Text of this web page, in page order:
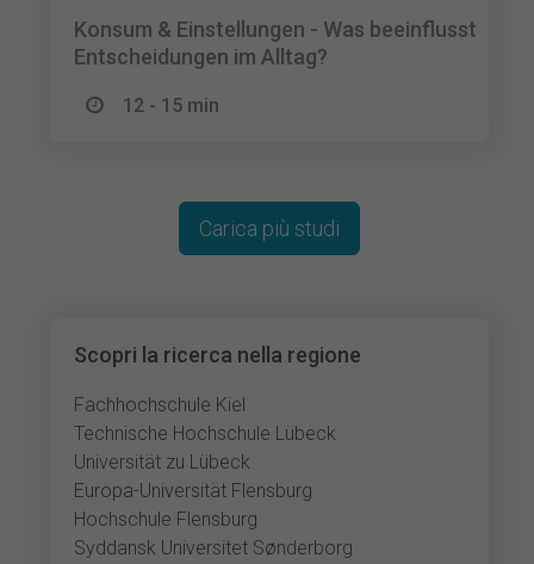
Konsum & Einstellungen - Was beeinflusst
Entscheidungen im Alltag?
12 - 15 min
Scopri la ricerca nella regione
Fachhochschule Kiel
Technische Hochschule Lübeck
Universität zu Lübeck
Europa-Universität Flensburg
Hochschule Flensburg
Syddansk Universitet Sønderborg
Carica più studi